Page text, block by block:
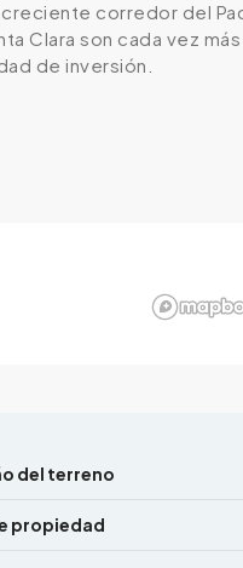
corredor del
Clara son cada vez
de inversión.
del terreno
propiedad